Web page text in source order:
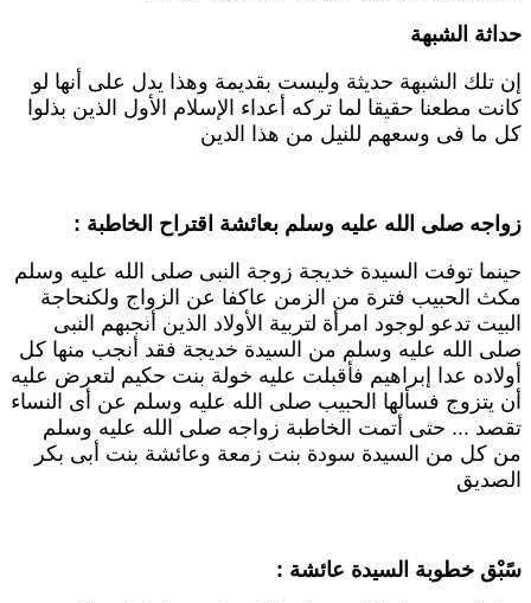
الشبهة
تلك الشبهة حديثة وليست بقديمة وهذا يدل على أنها لو
مطعنا حقيقا لما تركه أعداء الإسلام الأول الذين بذلوا
ما فى وسعهم للنيل من هذا الدين
صلى الله عليه وسلم بعائشة اقتراح الخاطبة :
توفت السيدة خديجة زوجة النبى صلى الله عليه وسلم
الحبيب فترة من الزمن عاكفا عن الزواج ولكنحاجة
تدعو لوجود امرأة لتربية الأولاد الذين أنجبهم النبى
الله عليه وسلم من السيدة خديجة فقد أنجب منها كل
عدا إبراهيم فأقبلت عليه خولة بنت حكيم لتعرض عليه
يتزوج فسألها الحبيب صلى الله عليه وسلم عن أى النساء
... حتى أتمت الخاطبة زواجه صلى الله عليه وسلم
كل من السيدة سودة بنت زمعة وعائشة بنت أبى بكر
خطوبة السيدة عائشة :